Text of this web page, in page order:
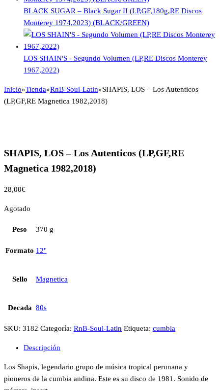
BLACK SUGAR – Black Sugar II (LP,GF,180g,RE Discos
Monterey 1974,2023) (BLACK/GREEN)
LOS SHAIN'S - Segundo Volumen (LP,RE Discos Monterey
1967,2022)
Inicio»Tienda»RnB-Soul-Latin»SHAPIS, LOS – Los Autenticos
(LP,GF,RE Magnetica 1982,2018)
SHAPIS, LOS – Los Autenticos (LP,GF,RE
Magnetica 1982,2018)
28,00€
Agotado
Peso 370 g
Formato 12"
Sello Magnetica
Decada 80s
SKU: 3182 Categoría: RnB-Soul-Latin Etiqueta: cumbia
Descripción
Los Shapis, legendario grupo de música tropical perunana y
pioneros de la cumbia andina. Este es su disco de 1981. Sonido de